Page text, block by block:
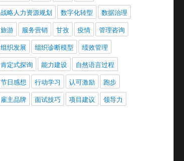
战略人力资源规划
数字化转型
数据治理
旅游
服务营销 甘孜 疫情
管理咨询
组织发展
组织诊断模型
绩效管理
肯定式探询
能力建设
自然语言过程
节日感想
行动学习 认可激励
跑步
雇主品牌
面试技巧 项目建议 领导力